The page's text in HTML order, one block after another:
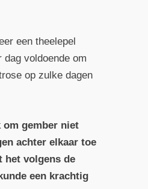
een theelepel
voldoende om
op zulke dagen
gember niet
achter elkaar toe
het volgens de
een krachtig